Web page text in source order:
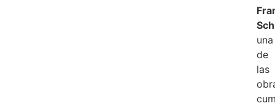
una
de
las